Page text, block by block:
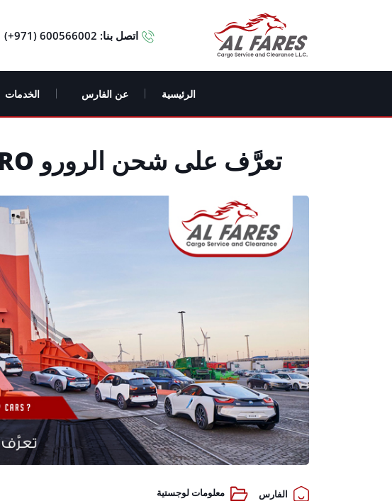
اتصل بنا: (+971) 600566002
الرئيسية عن الفارس الخدمات
تعرَّف على شحن الرورو RORO .. و هل هو أفضل طرق شحن السيارات؟
الفارس معلومات لوجستية